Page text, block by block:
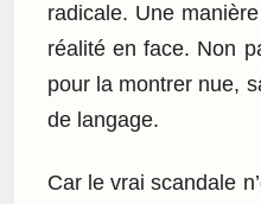
radicale. Une
réalité en face. Non
pour la montrer nue,
de langage.
Car le vrai scandale